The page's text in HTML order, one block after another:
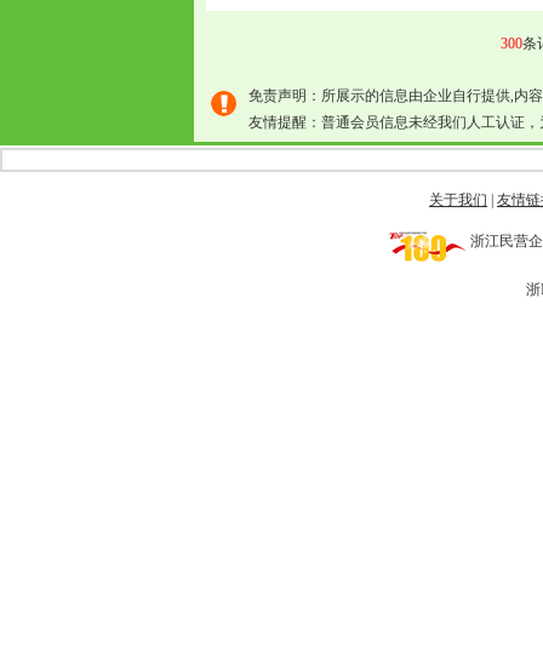
300条
免责声明：所展示的信息由企业自行提供,内
友情提醒：普通会员信息未经我们人工认证
关于我们 友情
浙江民营
浙